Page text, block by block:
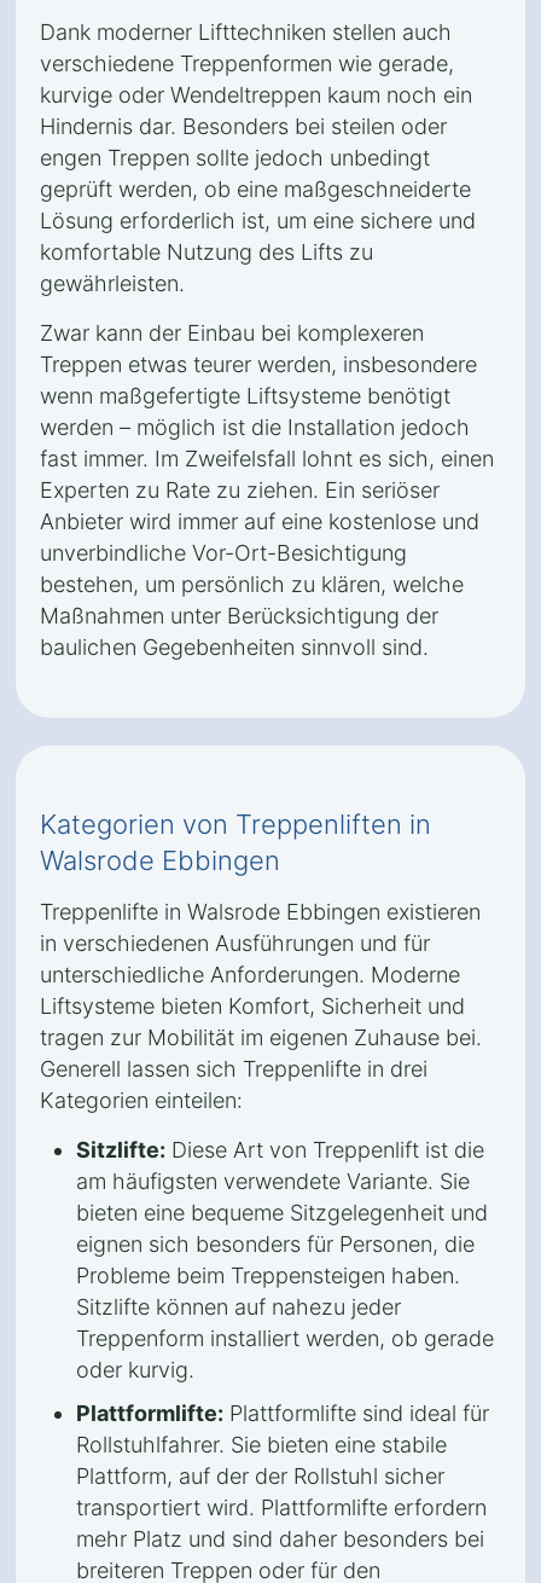
Dank moderner Lifttechniken stellen auch
verschiedene Treppenformen wie gerade,
kurvige oder Wendeltreppen kaum noch ein
Hindernis dar. Besonders bei steilen oder
engen Treppen sollte jedoch unbedingt
geprüft werden, ob eine maßgeschneiderte
Lösung erforderlich ist, um eine sichere und
komfortable Nutzung des Lifts zu
gewährleisten.
Zwar kann der Einbau bei komplexeren
Treppen etwas teurer werden, insbesondere
wenn maßgefertigte Liftsysteme benötigt
werden – möglich ist die Installation jedoch
fast immer. Im Zweifelsfall lohnt es sich, einen
Experten zu Rate zu ziehen. Ein seriöser
Anbieter wird immer auf eine kostenlose und
unverbindliche Vor-Ort-Besichtigung
bestehen, um persönlich zu klären, welche
Maßnahmen unter Berücksichtigung der
baulichen Gegebenheiten sinnvoll sind.
Kategorien von Treppenliften in
Walsrode Ebbingen
Treppenlifte in Walsrode Ebbingen existieren
in verschiedenen Ausführungen und für
unterschiedliche Anforderungen. Moderne
Liftsysteme bieten Komfort, Sicherheit und
tragen zur Mobilität im eigenen Zuhause bei.
Generell lassen sich Treppenlifte in drei
Kategorien einteilen:
Sitzlifte: Diese Art von Treppenlift ist die
am häufigsten verwendete Variante. Sie
bieten eine bequeme Sitzgelegenheit und
eignen sich besonders für Personen, die
Probleme beim Treppensteigen haben.
Sitzlifte können auf nahezu jeder
Treppenform installiert werden, ob gerade
oder kurvig.
Plattformlifte: Plattformlifte sind ideal für
Rollstuhlfahrer. Sie bieten eine stabile
Plattform, auf der der Rollstuhl sicher
transportiert wird. Plattformlifte erfordern
mehr Platz und sind daher besonders bei
breiteren Treppen oder für den